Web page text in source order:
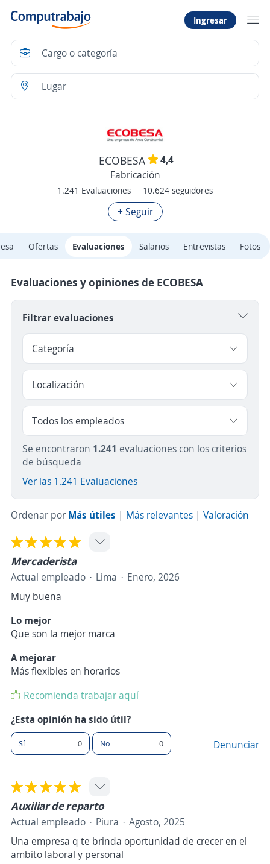
Ingresar
ECOBESA
4,4
Fabricación
1.241 Evaluaciones 10.624 seguidores
+ Seguir
Ofertas Evaluaciones Salarios Entrevistas Fotos
Evaluaciones y opiniones de ECOBESA
Filtrar evaluaciones
Se encontraron 1.241 evaluaciones con los criterios
de búsqueda
Ver las 1.241 Evaluaciones
Ordenar por Más útiles | Más relevantes | Valoración
Mercaderista
Actual empleado Lima
Enero, 2026
Muy buena
Lo mejor
Que son la mejor marca
A mejorar
Más flexibles en horarios
Recomienda trabajar aquí
¿Esta opinión ha sido útil?
Sí 0 No 0 Denunciar
Auxiliar de reparto
Actual empleado Piura
Agosto, 2025
Una empresa q te brinda oportunidad de crecer en el
ambito laboral y personal